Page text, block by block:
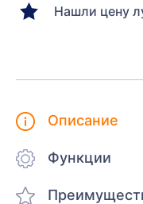
Нашли цену
Описание
Функции